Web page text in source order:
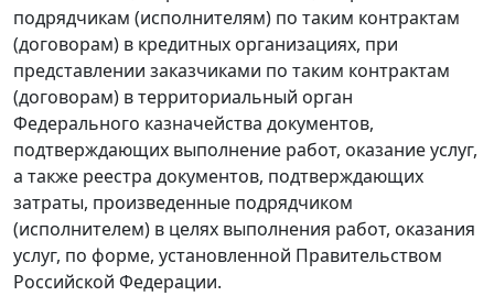
подрядчикам (исполнителям) по таким контрактам
(договорам) в кредитных организациях, при
представлении заказчиками по таким контрактам
(договорам) в территориальный орган
Федерального казначейства документов,
подтверждающих выполнение работ, оказание услуг,
а также реестра документов, подтверждающих
затраты, произведенные подрядчиком
(исполнителем) в целях выполнения работ, оказания
услуг, по форме, установленной Правительством
Российской Федерации.